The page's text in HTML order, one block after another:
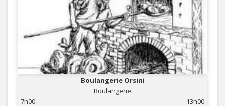
Boulangerie Orsini
Boulangerie
7h00
13h00